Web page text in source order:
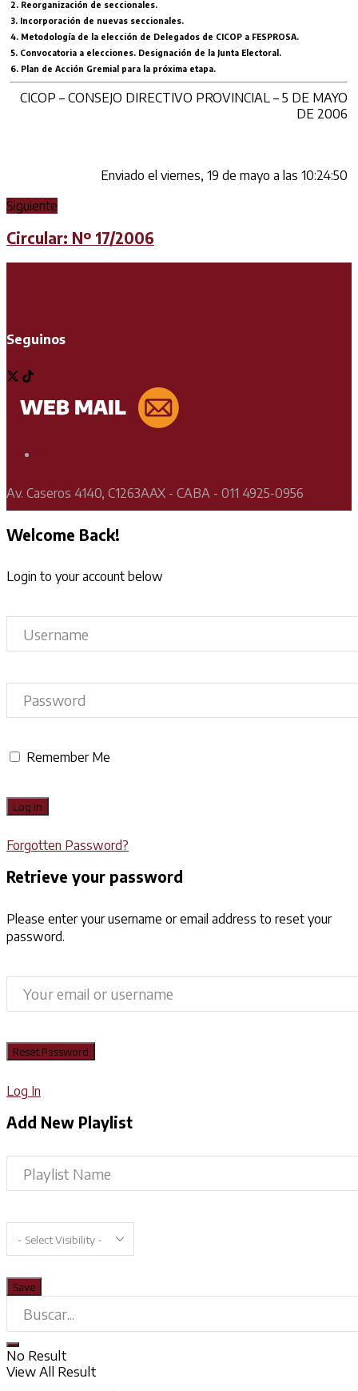
2. Reorganización de seccionales.
3. Incorporación de nuevas seccionales.
4. Metodología de la elección de Delegados de CICOP a FESPROSA.
5. Convocatoria a elecciones. Designación de la Junta Electoral.
6. Plan de Acción Gremial para la próxima etapa.
CICOP – CONSEJO DIRECTIVO PROVINCIAL – 5 DE MAYO
DE 2006
Enviado el viernes, 19 de mayo a las 10:24:50
Siguiente
Circular: Nº 17/2006
Seguinos
Av. Caseros 4140, C1263AAX - CABA - 011 4925-0956
Welcome Back!
Login to your account below
Remember Me
Forgotten Password?
Retrieve your password
Please enter your username or email address to reset your
password.
Log In
Add New Playlist
No Result
View All Result